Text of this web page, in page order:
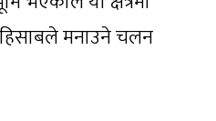
मनाउने चलन